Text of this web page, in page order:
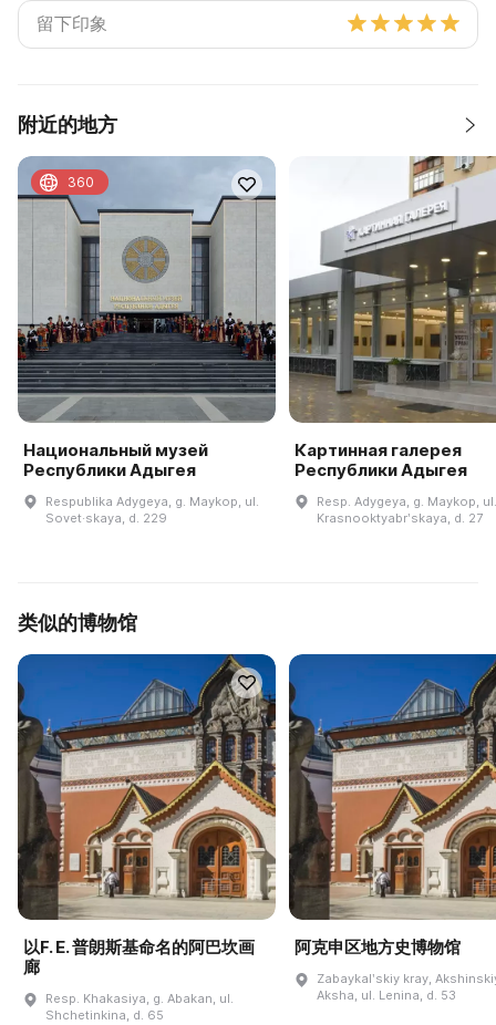
附近的地方
Национальный музей
Республики Адыгея
Respublika Adygeya, g. Maykop, ul.
Sovet·skaya, d. 229
360
Картинная галерея
Республики Адыгея
Resp. Adygeya, g. Maykop, ul.
Krasnooktyabrʹskaya, d. 27
类似的博物馆
以F. E. 普朗斯基命名的阿巴坎画
廊
Resp. Khakasiya, g. Abakan, ul.
Shchetinkina, d. 65
阿克申区地方史博物馆
Zabaykalʹskiy kray,
Aksha, ul. Lenina, d. 53